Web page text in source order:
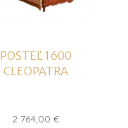
POSTEĽ 1600
CLEOPATRA
2 764,00€